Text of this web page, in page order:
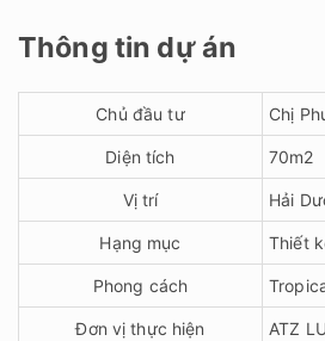
Thông tin dự án
Chủ đầu tư Chị
Diện tích 70m2
Vị trí Hải
Hạng mục Thiết
Phong cách
Đơn vị thực hiện ATZ